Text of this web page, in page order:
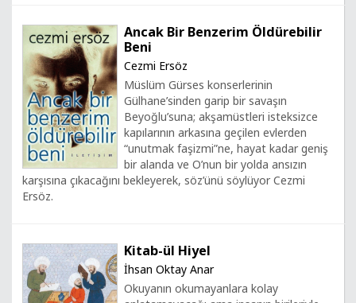
Ancak Bir Benzerim Öldürebilir
Beni
Cezmi Ersöz
Müslüm Gürses konserlerinin
Gülhane’sinden garip bir savaşın
Beyoğlu’suna; akşamüstleri isteksizce
kapılarının arkasına geçilen evlerden
“unutmak faşizmi”ne, hayat kadar geniş
bir alanda ve O’nun bir yolda ansızın
karşısına çıkacağını bekleyerek, söz’ünü söylüyor Cezmi
Ersöz.
Kitab-ül Hiyel
İhsan Oktay Anar
Okuyanın okumayanlara kolay